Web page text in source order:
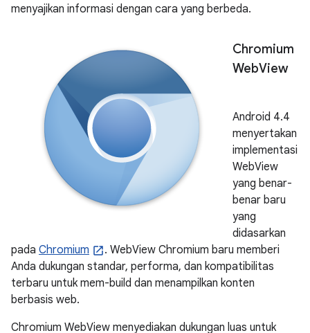
menyajikan informasi dengan cara yang berbeda.
Chromium
WebView
Android 4.4
menyertakan
implementasi
WebView
yang benar-
benar baru
yang
didasarkan
pada Chromium
. WebView Chromium baru memberi
Anda dukungan standar, performa, dan kompatibilitas
terbaru untuk mem-build dan menampilkan konten
berbasis web.
Chromium WebView menyediakan dukungan luas untuk